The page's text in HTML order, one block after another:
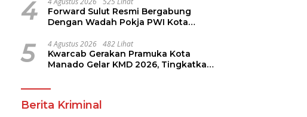
4
Forward Sulut Resmi Bergabung
Dengan Wadah Pokja PWI Kota
5 4 Agustus 2026 482 Lihat
Kwarcab Gerakan Pramuka Kota
Manado Gelar KMD 2026, Tingkatkan
Pramuka
Berita Kriminal